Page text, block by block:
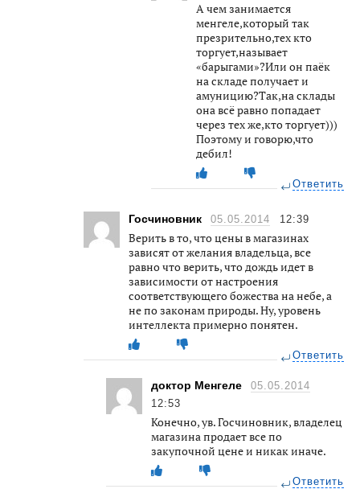
А чем занимается
менгеле,который так
презрительно,тех кто
торгует,называет
«барыгами»?Или он паёк
на складе получает и
амуницию?Так,на склады
она всё равно попадает
через тех же,кто торгует)))
Поэтому и говорю,что
дебил!
Ответить
Госчиновник 05.05.2014 12:39
Верить в то, что цены в магазинах
зависят от желания владельца, все
равно что верить, что дождь идет в
зависимости от настроения
соответствующего божества на небе, а
не по законам природы. Ну, уровень
интеллекта примерно понятен.
Ответить
доктор Менгеле
05.05.2014
12:53
Конечно, ув. Госчиновник, владелец
магазина продает все по
закупочной цене и никак иначе.
Ответить